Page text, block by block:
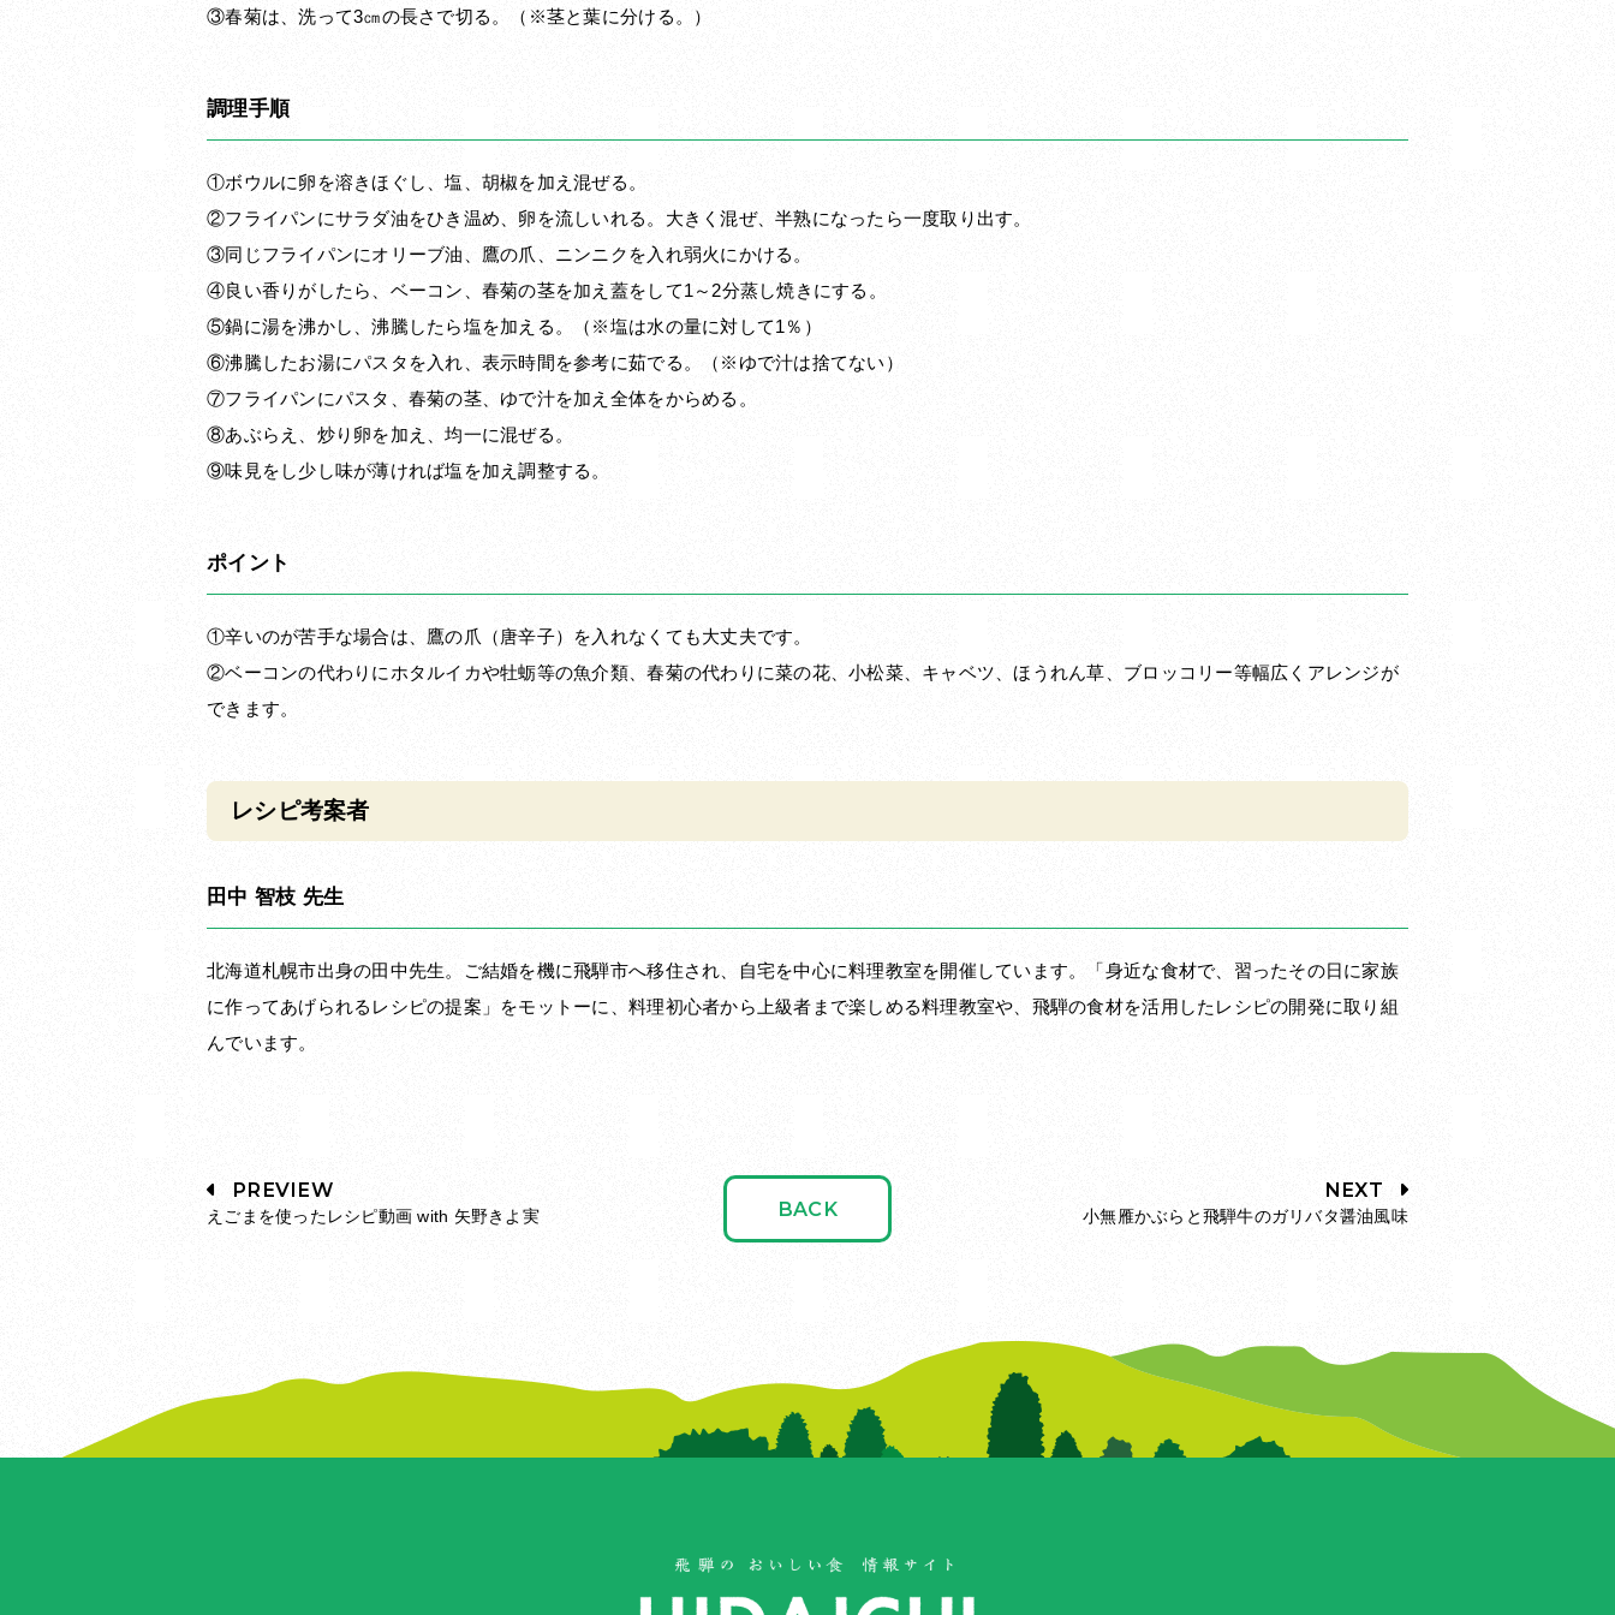
③春菊は、洗って3㎝の長さで切る。（※茎と葉に分ける。）
調理手順
①ボウルに卵を溶きほぐし、塩、胡椒を加え混ぜる。
②フライパンにサラダ油をひき温め、卵を流しいれる。大きく混ぜ、半熟になったら一度取り出す。
③同じフライパンにオリーブ油、鷹の爪、ニンニクを入れ弱火にかける。
④良い香りがしたら、ベーコン、春菊の茎を加え蓋をして1～2分蒸し焼きにする。
⑤鍋に湯を沸かし、沸騰したら塩を加える。（※塩は水の量に対して1％）
⑥沸騰したお湯にパスタを入れ、表示時間を参考に茹でる。（※ゆで汁は捨てない）
⑦フライパンにパスタ、春菊の茎、ゆで汁を加え全体をからめる。
⑧あぶらえ、炒り卵を加え、均一に混ぜる。
⑨味見をし少し味が薄ければ塩を加え調整する。
ポイント
①辛いのが苦手な場合は、鷹の爪（唐辛子）を入れなくても大丈夫です。
②ベーコンの代わりにホタルイカや牡蛎等の魚介類、春菊の代わりに菜の花、小松菜、キャベツ、ほうれん草、ブロッコリー等幅広くアレンジが
できます。
レシピ考案者
田中 智枝 先生
北海道札幌市出身の田中先生。ご結婚を機に飛騨市へ移住され、自宅を中心に料理教室を開催しています。「身近な食材で、習ったその日に家族
に作ってあげられるレシピの提案」をモットーに、料理初心者から上級者まで楽しめる料理教室や、飛騨の食材を活用したレシピの開発に取り組
んでいます。
PREVIEW
えごまを使ったレシピ動画 with 矢野きよ実 BACK
NEXT
小無雁かぶらと飛騨牛のガリバタ醤油風味